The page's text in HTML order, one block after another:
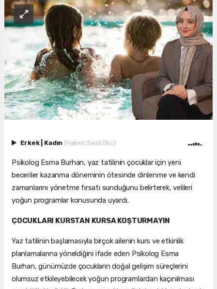
Erkek Kadın (Haberi Sesli Oku)
Psikolog Esma Burhan, yaz tatilinin çocuklar için yeni
beceriler kazanma döneminin ötesinde dinlenme ve kendi
zamanlarını yönetme fırsatı sunduğunu belirterek, velileri
yoğun programlar konusunda uyardı.
ÇOCUKLARI KURSTAN KURSA KOŞTURMAYIN
Yaz tatilinin başlamasıyla birçok ailenin kurs ve etkinlik
planlamalarına yöneldiğini ifade eden Psikolog Esma
Burhan, günümüzde çocukların doğal gelişim süreçlerini
olumsuz etkileyebilecek yoğun programlardan kaçınılması